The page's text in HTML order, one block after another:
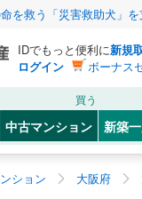
を救う「災害救助犬」を
IDでもっと便利に新規
ログイン
ボーナス
買う
中古マンション 新築
ション 大阪府